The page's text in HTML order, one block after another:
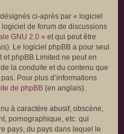
ci-après par « logiciel
de forum de discussions
GNU 2.0 » et qui peut être
Le logiciel phpBB a pour seul
et phpBB Limited ne peut en
la conduite et du contenu que
Pour plus d’informations
de phpBB (en anglais).
à caractère abusif, obscène,
pornographique, etc. qui
pays, du pays dans lequel le